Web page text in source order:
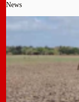
News